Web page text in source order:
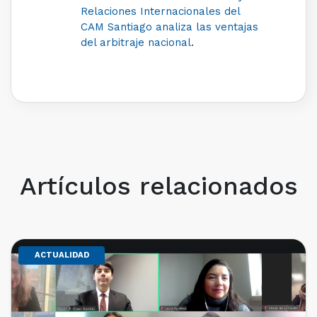
Relaciones Internacionales del
CAM Santiago analiza las ventajas
del arbitraje nacional.
Artículos relacionados
ACTUALIDAD